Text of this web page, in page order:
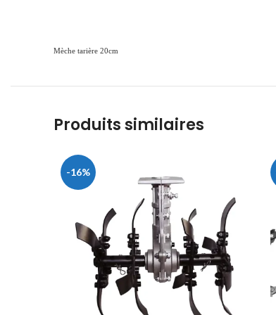
Mèche tarière 20cm
Produits similaires
-16%